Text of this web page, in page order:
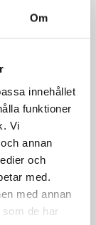
Om
innehållet
funktioner
Vi
annan
och
med.
med annan
de har
MAX
(2026) T3b